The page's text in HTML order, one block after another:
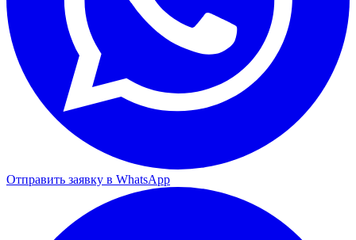
Отправить заявку в WhatsApp